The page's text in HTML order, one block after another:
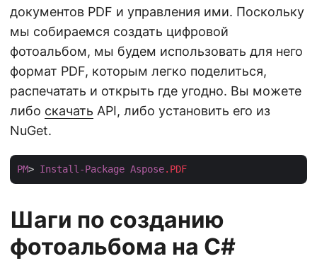
документов PDF и управления ими. Поскольку
мы собираемся создать цифровой
фотоальбом, мы будем использовать для него
формат PDF, которым легко поделиться,
распечатать и открыть где угодно. Вы можете
либо скачать API, либо установить его из
NuGet.
PM> Install-Package Aspose.PDF
Шаги по созданию
фотоальбома на C#